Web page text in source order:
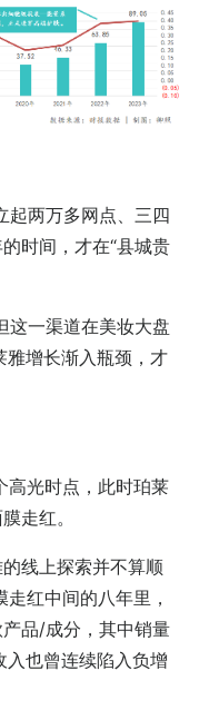
起两万多网点、三四
时间，才在“县城贵
这一渠道在美妆大盘
增长渐入瓶颈，才
高光时点，此时珀莱
走红。
线上探索并不算顺
红中间的八年里，
品/成分，其中销量
也曾连续陷入负增